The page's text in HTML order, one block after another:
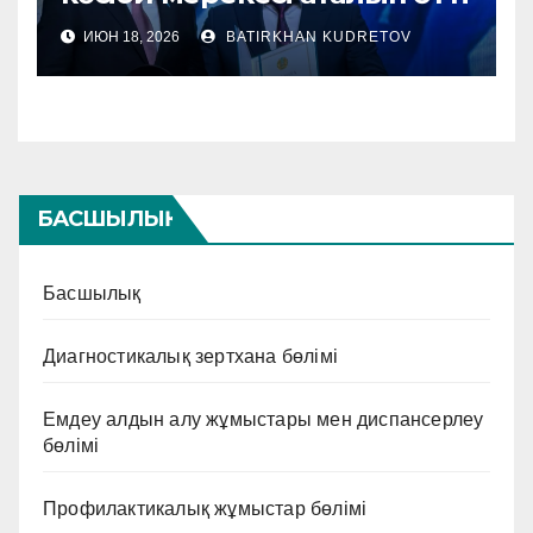
ИЮН 18, 2026 BATIRKHAN KUDRETOV
БАСШЫЛЫҚ
Басшылық
Диагностикалық зертхана бөлімі
Емдеу алдын алу жұмыстары мен диспансерлеу
бөлімі
Профилактикалық жұмыстар бөлімі